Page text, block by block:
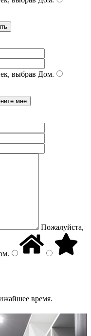
выбрав Дом.
Пожалуйста,
.
время.